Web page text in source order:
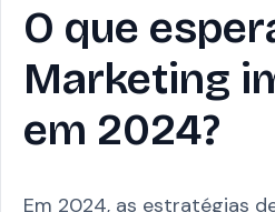
O que
Marketing
em 2024?
Em 2024, as estratégias